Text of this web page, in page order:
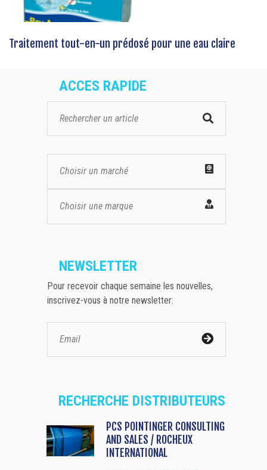
Traitement tout-en-un prédosé pour une eau claire
ACCES RAPIDE
Choisir un marché
Choisir une marque
NEWSLETTER
Pour recevoir chaque semaine les nouvelles,
inscrivez-vous à notre newsletter:
RECHERCHE DISTRIBUTEURS
PCS POINTINGER CONSULTING
AND SALES / ROCHEUX
INTERNATIONAL